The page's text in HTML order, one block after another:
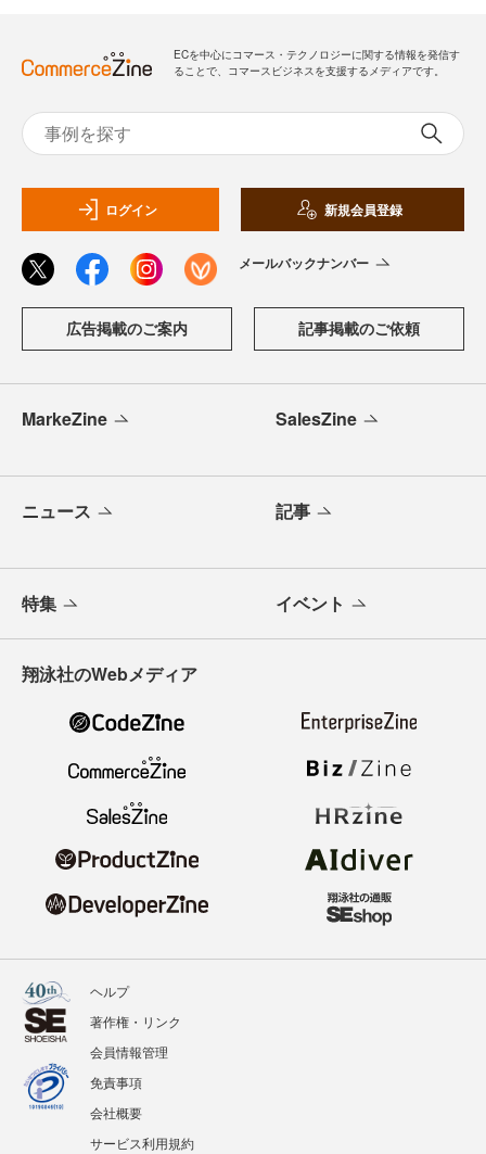
ECを中心にコマース・テクノロジーに関する情報を発信す
ることで、コマースビジネスを支援するメディアです。
ログイン 新規会員登録
メールバックナンバー
広告掲載のご案内 記事掲載のご依頼
MarkeZine SalesZine
ニュース 記事
特集 イベント
翔泳社のWebメディア
ヘルプ
著作権・リンク
会員情報管理
免責事項
会社概要
サービス利用規約